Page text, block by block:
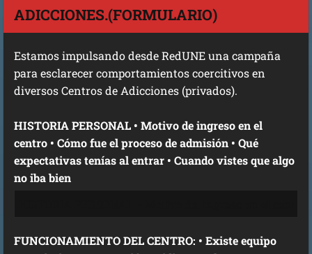
ADICCIONES.(FORMULARIO)
Estamos impulsando desde RedUNE una campaña
para esclarecer comportamientos coercitivos en
diversos Centros de Adicciones (privados).
HISTORIA PERSONAL • Motivo de ingreso en el
centro • Cómo fue el proceso de admisión • Qué
expectativas tenías al entrar • Cuando vistes que algo
no iba bien
FUNCIONAMIENTO DEL CENTRO: • Existe equipo